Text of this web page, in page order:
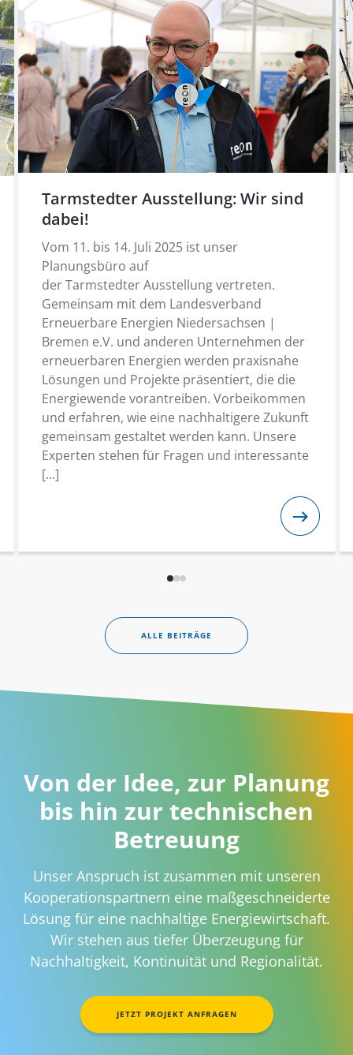
Tarmstedter Ausstellung: Wir sind
dabei!
Vom 11. bis 14. Juli 2025 ist unser
Planungsbüro auf
der Tarmstedter Ausstellung vertreten.
Gemeinsam mit dem Landesverband
Erneuerbare Energien Niedersachsen |
Bremen e.V. und anderen Unternehmen der
erneuerbaren Energien werden praxisnahe
Lösungen und Projekte präsentiert, die die
Energiewende vorantreiben. Vorbeikommen
und erfahren, wie eine nachhaltigere Zukunft
gemeinsam gestaltet werden kann. Unsere
Experten stehen für Fragen und interessante
[…]
ALLE BEITRÄGE
Von der Idee, zur Planung
bis hin zur technischen
Betreuung
Unser Anspruch ist zusammen mit unseren
Kooperationspartnern eine maßgeschneiderte
Lösung für eine nachhaltige Energiewirtschaft.
Wir stehen aus tiefer Überzeugung für
Nachhaltigkeit, Kontinuität und Regionalität.
JETZT PROJEKT ANFRAGEN